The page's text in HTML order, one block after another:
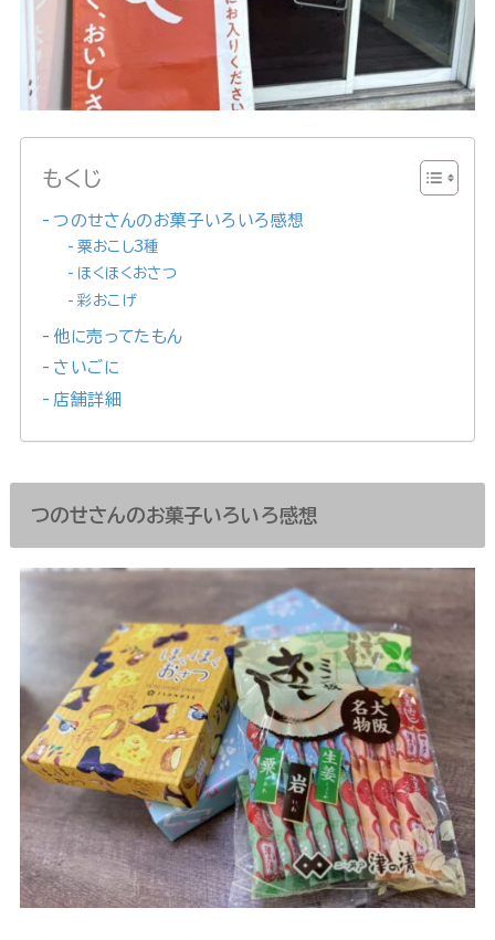
もくじ
つのせさんのお菓子いろいろ感想
粟おこし3種
ほくほくおさつ
彩おこげ
他に売ってたもん
さいごに
店舗詳細
つのせさんのお菓子いろいろ感想